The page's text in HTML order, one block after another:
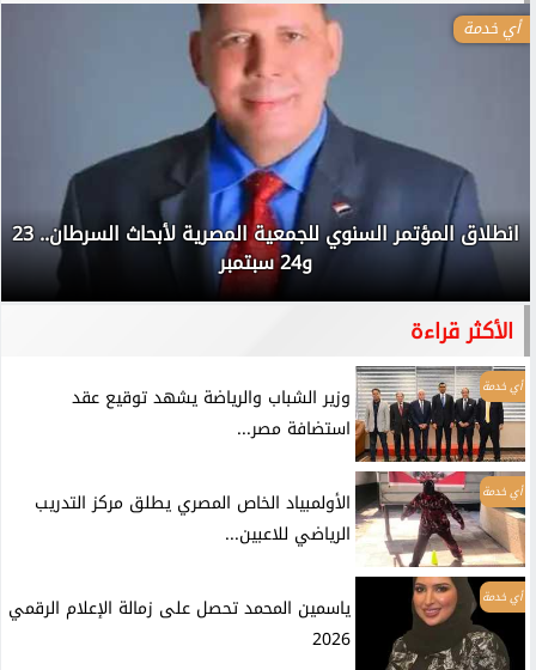
أي خدمة
انطلاق المؤتمر السنوي للجمعية المصرية لأبحاث السرطان.. 23
و24 سبتمبر
الأكثر قراءة
أي خدمة
وزير الشباب والرياضة يشهد توقيع عقد
استضافة مصر...
أي خدمة
الأولمبياد الخاص المصري يطلق مركز التدريب
الرياضي للاعبين...
أي خدمة
ياسمين المحمد تحصل على زمالة الإعلام الرقمي
2026